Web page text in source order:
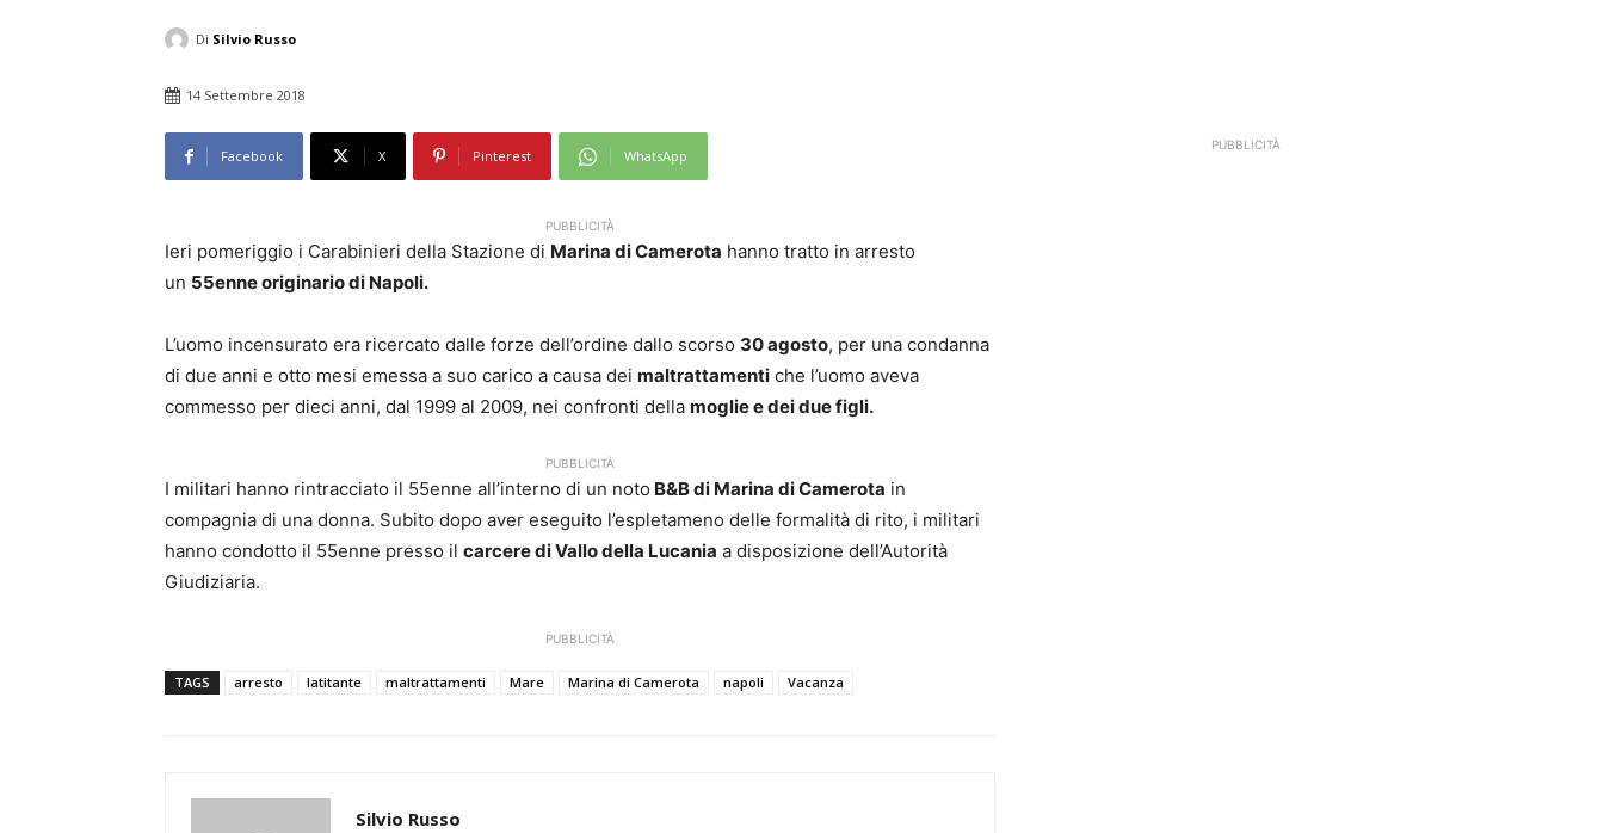
Di Silvio Russo
14 Settembre 2018
Facebook X Pinterest WhatsApp
PUBBLICITÀ
Ieri pomeriggio i Carabinieri della Stazione di Marina di Camerota hanno tratto in arresto
un 55enne originario di Napoli.
L’uomo incensurato era ricercato dalle forze dell’ordine dallo scorso 30 agosto, per una condanna
di due anni e otto mesi emessa a suo carico a causa dei maltrattamenti che l’uomo aveva
commesso per dieci anni, dal 1999 al 2009, nei confronti della moglie e dei due figli.
PUBBLICITÀ
I militari hanno rintracciato il 55enne all’interno di un noto B&B di Marina di Camerota in
compagnia di una donna. Subito dopo aver eseguito l’espletameno delle formalità di rito, i militari
hanno condotto il 55enne presso il carcere di Vallo della Lucania a disposizione dell’Autorità
Giudiziaria.
PUBBLICITÀ
TAGS arresto latitante maltrattamenti Mare Marina di Camerota napoli Vacanza
Silvio Russo
PUBBLICITÀ